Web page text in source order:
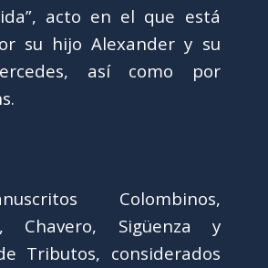
acto en el que está
su hijo Alexander y su
así como por
Colombinos,
Chavero, Sigüenza y
Tributos, considerados